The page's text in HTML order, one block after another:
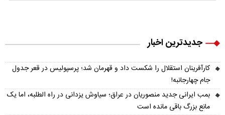
جدیدترین اخبار
کارآفرینان استقلال را شکست داد و قهرمان شد؛ پرسپولیس در قعر جدول
جام چهارجانبه!
بمب ایرانی جدید منصوریان در عراق؛ سیاوش یزدانی در راه الطلبه، اما یک
مانع بزرگ باقی مانده است